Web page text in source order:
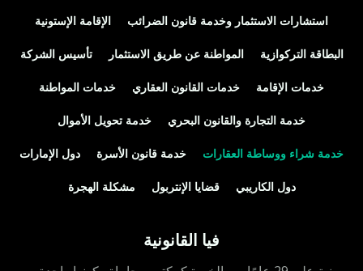
استشارات الاستثمار وخدمة قانون الضرائب الإقامة الإستونية
البطاقة التركوازية المواطنة عن طريق الاستثمار تأسيس الشركة
خدمات الإقامة خدمات القانون العقاري خدمات المواطنة
خدمة التجارة والقانون البحري خدمة تحويل الأموال
خدمة شراء ووساطة العقارات خدمة قانون الأسرة دول الإمارات
دول الكاريبي قضايا الإنتربول مشكلة الهجرة
فيا القانونية